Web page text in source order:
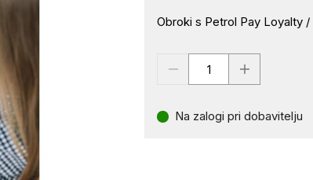
Obroki s Petrol Pay Loyalty
Na zalogi pri dobavitelju